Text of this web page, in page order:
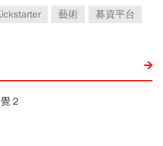
藝術 募資平台
２